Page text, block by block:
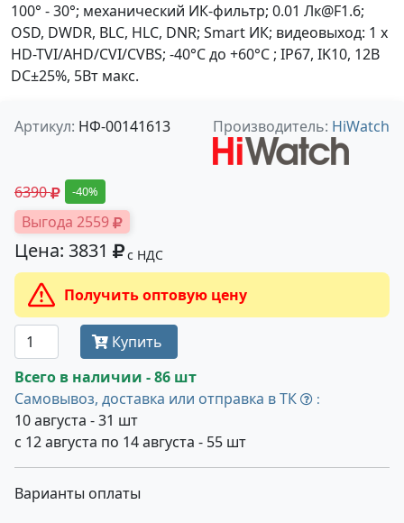
100° - 30°; механический ИК-фильтр; 0.01 Лк@F1.6;
OSD, DWDR, BLC, HLC, DNR; Smart ИК; видеовыход: 1 х
HD-TVI/AHD/CVI/CVBS; -40°С до +60°С ; IP67, IK10, 12В
DC±25%, 5Вт макс.
Артикул: НФ-00141613 Производитель: HiWatch
6390 -40%
Выгода 2559
Цена: 3831 с НДС
Получить оптовую цену
Купить
Всего в наличии - 86 шт
Самовывоз, доставка или отправка в ТК
:
10 августа - 31 шт
с 12 августа по 14 августа - 55 шт
Варианты оплаты